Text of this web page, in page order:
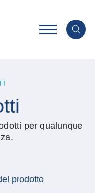
per qualunque
prodotto